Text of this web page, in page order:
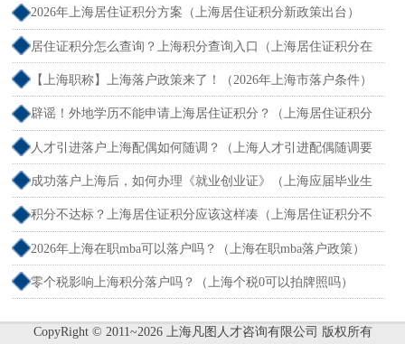
作）
2026年上海居住证积分方案（上海居住证积分新政策出台）
居住证积分怎么查询？上海积分查询入口（上海居住证积分在
哪查）
【上海职称】上海落户政策来了！（2026年上海市落户条件）
辟谣！外地学历不能申请上海居住证积分？（上海居住证积分
外地大专可以吗）
人才引进落户上海配偶如何随调？（上海人才引进配偶随调要
求）
成功落户上海后，如何办理《就业创业证》（上海应届毕业生
创业落户）
积分不达标？上海居住证积分应该这样凑（上海居住证积分不
够怎么办）
2026年上海在职mba可以落户吗？（上海在职mba落户政策）
零个税影响上海积分落户吗？（上海个税0可以拍牌照吗）
CopyRight © 2011~2026 上海凡图人才咨询有限公司 版权所有